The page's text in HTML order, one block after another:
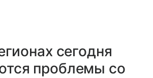
сегодня
проблемы со